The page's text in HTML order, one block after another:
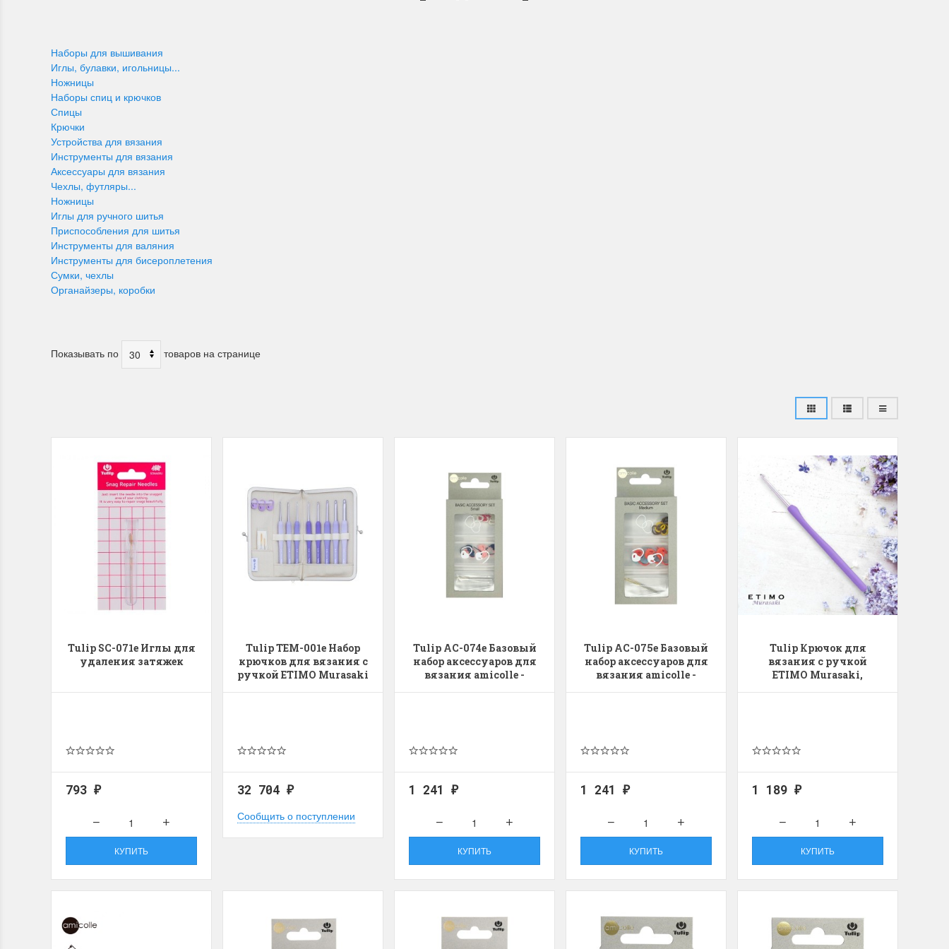
Наборы для вышивания
Иглы, булавки, игольницы...
Ножницы
Наборы спиц и крючков
Спицы
Крючки
Устройства для вязания
Инструменты для вязания
Аксессуары для вязания
Чехлы, футляры...
Ножницы
Иглы для ручного шитья
Приспособления для шитья
Инструменты для валяния
Инструменты для бисероплетения
Сумки, чехлы
Органайзеры, коробки
Показывать по товаров на странице
Tulip SC-071e Иглы для
удаления затяжек
793 ₽
КУПИТЬ
Tulip TEM-001e Набор
крючков для вязания с
ручкой ETIMO Murasaki
32 704 ₽
Сообщить о поступлении
Tulip AC-074e Базовый
набор аксессуаров для
вязания amicolle -
1 241 ₽
КУПИТЬ
Tulip AC-075e Базовый
набор аксессуаров для
вязания amicolle -
1 241 ₽
КУПИТЬ
Tulip Крючок для
вязания с ручкой
ETIMO Murasaki,
1 189 ₽
КУПИТЬ